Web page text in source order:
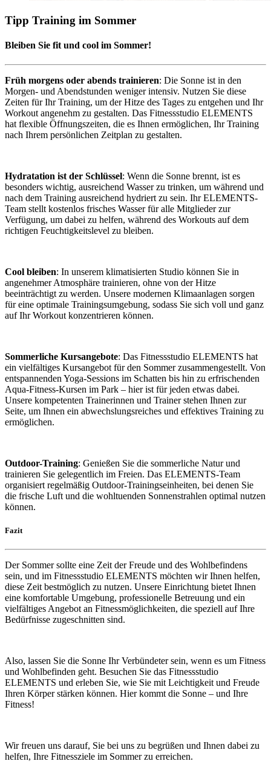
Tipp Training im Sommer
Bleiben Sie fit und cool im Sommer!
Früh morgens oder abends trainieren: Die Sonne ist in den
Morgen- und Abendstunden weniger intensiv. Nutzen Sie diese
Zeiten für Ihr Training, um der Hitze des Tages zu entgehen und Ihr
Workout angenehm zu gestalten. Das Fitnessstudio ELEMENTS
hat flexible Öffnungszeiten, die es Ihnen ermöglichen, Ihr Training
nach Ihrem persönlichen Zeitplan zu gestalten.
Hydratation ist der Schlüssel: Wenn die Sonne brennt, ist es
besonders wichtig, ausreichend Wasser zu trinken, um während und
nach dem Training ausreichend hydriert zu sein. Ihr ELEMENTS-
Team stellt kostenlos frisches Wasser für alle Mitglieder zur
Verfügung, um dabei zu helfen, während des Workouts auf dem
richtigen Feuchtigkeitslevel zu bleiben.
Cool bleiben: In unserem klimatisierten Studio können Sie in
angenehmer Atmosphäre trainieren, ohne von der Hitze
beeinträchtigt zu werden. Unsere modernen Klimaanlagen sorgen
für eine optimale Trainingsumgebung, sodass Sie sich voll und ganz
auf Ihr Workout konzentrieren können.
Sommerliche Kursangebote: Das Fitnessstudio ELEMENTS hat
ein vielfältiges Kursangebot für den Sommer zusammengestellt. Von
entspannenden Yoga-Sessions im Schatten bis hin zu erfrischenden
Aqua-Fitness-Kursen im Park – hier ist für jeden etwas dabei.
Unsere kompetenten Trainerinnen und Trainer stehen Ihnen zur
Seite, um Ihnen ein abwechslungsreiches und effektives Training zu
ermöglichen.
Outdoor-Training: Genießen Sie die sommerliche Natur und
trainieren Sie gelegentlich im Freien. Das ELEMENTS-Team
organisiert regelmäßig Outdoor-Trainingseinheiten, bei denen Sie
die frische Luft und die wohltuenden Sonnenstrahlen optimal nutzen
können.
Fazit
Der Sommer sollte eine Zeit der Freude und des Wohlbefindens
sein, und im Fitnessstudio ELEMENTS möchten wir Ihnen helfen,
diese Zeit bestmöglich zu nutzen. Unsere Einrichtung bietet Ihnen
eine komfortable Umgebung, professionelle Betreuung und ein
vielfältiges Angebot an Fitnessmöglichkeiten, die speziell auf Ihre
Bedürfnisse zugeschnitten sind.
Also, lassen Sie die Sonne Ihr Verbündeter sein, wenn es um Fitness
und Wohlbefinden geht. Besuchen Sie das Fitnessstudio
ELEMENTS und erleben Sie, wie Sie mit Leichtigkeit und Freude
Ihren Körper stärken können. Hier kommt die Sonne – und Ihre
Fitness!
Wir freuen uns darauf, Sie bei uns zu begrüßen und Ihnen dabei zu
helfen, Ihre Fitnessziele im Sommer zu erreichen.